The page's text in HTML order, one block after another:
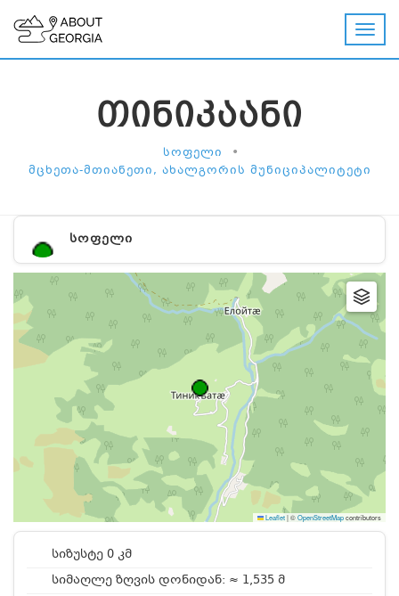
ᲗᲘᲜᲘᲙᲐᲐᲜᲘ
ᲡᲝᲤᲔᲚᲘ •
ᲛᲪᲮᲔᲗᲐ-ᲛᲗᲘᲐᲜᲔᲗᲘ, ᲐᲮᲐᲚᲒᲝᲠᲘᲡ ᲛᲣᲜᲘᲪᲘᲞᲐᲚᲘᲢᲔᲢᲘ
ᲡᲝᲤᲔᲚᲘ
Leaflet|©OpenStreetMapcontributors
სიზუსტე 0 კმ
სიმაღლე ზღვის დონიდან: ≈ 1,535 მ